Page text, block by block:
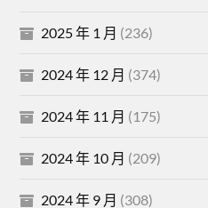
2025 年 1 月 (236)
2024 年 12 月 (374)
2024 年 11 月 (175)
2024 年 10 月 (209)
2024 年 9 月 (308)